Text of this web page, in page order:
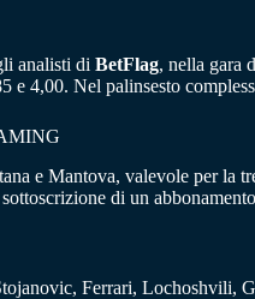
analisti di BetFlag, nella gara
e 4,00. Nel palinsesto
e Mantova, valevole per la
di un
Ferrari, Lochoshvili,